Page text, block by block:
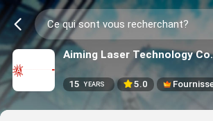
Aiming Laser Technology
15 YEARS 5.0